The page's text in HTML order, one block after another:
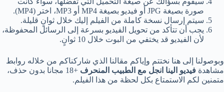
صورة بصيغة JPG أو فيديو بصيغة MP4 أو MP3، اختر (MP4).
سيتم إرسال نسخة كاملة من الفيلم إليك خلال ثوانٍ قليلة.
يجب أن تتأكد من تحويل الفيديو بسرعة إلى الرسائل المحفوظة،
لأن الفيديو قد يختفي من البوت خلال 10 ثوانٍ.
وبوصولنا إلى هنا نختتم وإياكم مقالنا الذي شاركناكم من خلاله روابط
مشاهدة فيديو الينا انجل مع الطبيب المنحرف
+18 مجانا بدون حذف،
متمنين لكم الاستمتاع بكل لحظة من هذا الفيلم.